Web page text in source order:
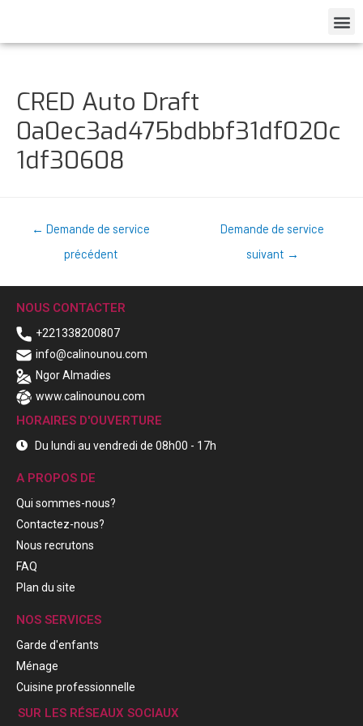
CRED Auto Draft
0a0ec3ad475bdbbf31df020c
1df30608
← Demande de service
précédent
Demande de service
suivant →
NOUS CONTACTER
+221338200807
info@calinounou.com
Ngor Almadies
www.calinounou.com
HORAIRES D'OUVERTURE
Du lundi au vendredi de 08h00 - 17h
A PROPOS DE
Qui sommes-nous?
Contactez-nous?
Nous recrutons
FAQ
Plan du site
NOS SERVICES
Garde d'enfants
Ménage
Cuisine professionnelle
SUR LES RÉSEAUX SOCIAUX